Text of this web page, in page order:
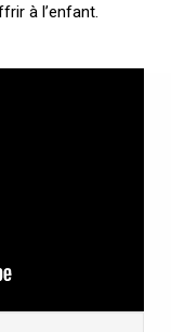
à l’enfant.